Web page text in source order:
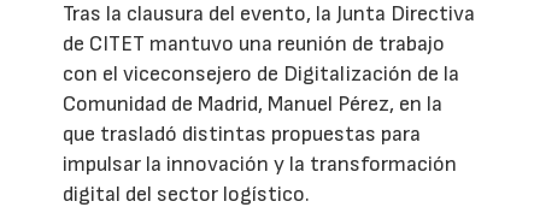
Tras la clausura del evento, la Junta Directiva
de CITET mantuvo una reunión de trabajo
con el viceconsejero de Digitalización de la
Comunidad de Madrid, Manuel Pérez, en la
que trasladó distintas propuestas para
impulsar la innovación y la transformación
digital del sector logístico.